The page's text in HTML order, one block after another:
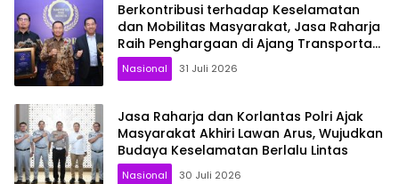
Berkontribusi terhadap Keselamatan
dan Mobilitas Masyarakat, Jasa Raharja
Raih Penghargaan di Ajang Transportasi
Indonesia Awards 2026
Nasional 31 Juli 2026
Jasa Raharja dan Korlantas Polri Ajak
Masyarakat Akhiri Lawan Arus, Wujudkan
Budaya Keselamatan Berlalu Lintas
Nasional 30 Juli 2026